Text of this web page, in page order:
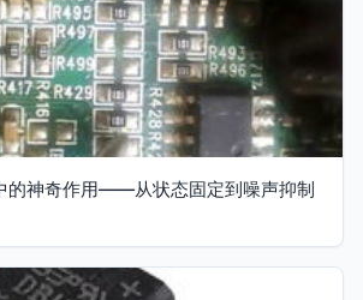
的神奇作用——从状态固定到噪声抑制